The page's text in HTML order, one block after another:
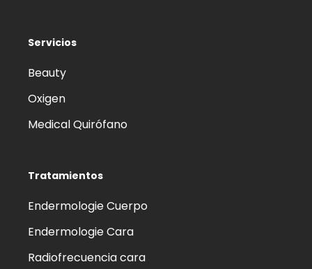
Servicios
Beauty
Oxigen
Medical Quirófano
Tratamientos
Endermologie Cuerpo
Endermologie Cara
Radiofrecuencia cara